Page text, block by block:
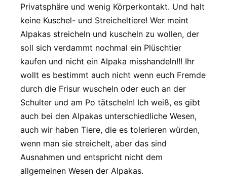
Privatsphäre und wenig Körperkontakt. Und halt
keine Kuschel- und Streicheltiere! Wer meint
Alpakas streicheln und kuscheln zu wollen, der
soll sich verdammt nochmal ein Plüschtier
kaufen und nicht ein Alpaka misshandeln!!! Ihr
wollt es bestimmt auch nicht wenn euch Fremde
durch die Frisur wuscheln oder euch an der
Schulter und am Po tätscheln! Ich weiß, es gibt
auch bei den Alpakas unterschiedliche Wesen,
auch wir haben Tiere, die es tolerieren würden,
wenn man sie streichelt, aber das sind
Ausnahmen und entspricht nicht dem
allgemeinen Wesen der Alpakas.